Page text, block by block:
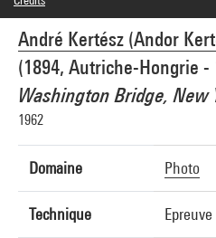
André Kertész (Andor
(1894, Autriche-Hongrie -
Washington Bridge, New
1962
Domaine Photo
Technique
© RMN-Grand Palais
Crédit photographique : Philippe Migeat -
Réf. image : 4N07729